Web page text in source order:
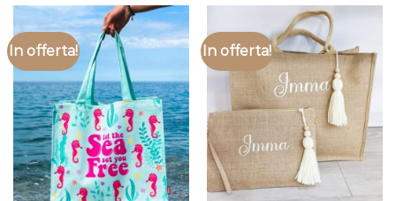
In offerta! In offerta!